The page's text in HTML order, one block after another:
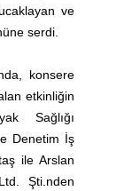
ve
serdi.
konsere
etkinliğin
Sağlığı
Denetim İş
ile Arslan
Şti.nden